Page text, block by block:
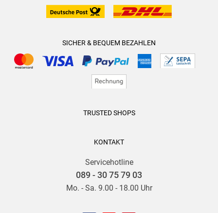
SICHER & BEQUEM BEZAHLEN
TRUSTED SHOPS
KONTAKT
Servicehotline
089 - 30 75 79 03
Mo. - Sa. 9.00 - 18.00 Uhr